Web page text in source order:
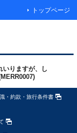
トップページ
いりますが、し
・約款・旅行条件書